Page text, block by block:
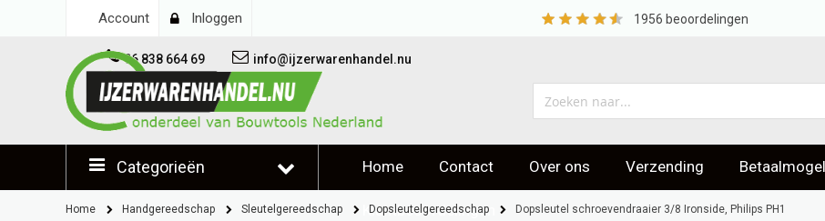
Account Inloggen 1956 beoordelingen
06 838 664 69 info@ijzerwarenhandel.nu
Categorieën Home Contact Over ons Verzending
Klantbeoordelingen
Home Handgereedschap Sleutelgereedschap Dopsleutelgereedschap Dopsleutel schroevendraaier 3/8 Ironside, Philips PH1